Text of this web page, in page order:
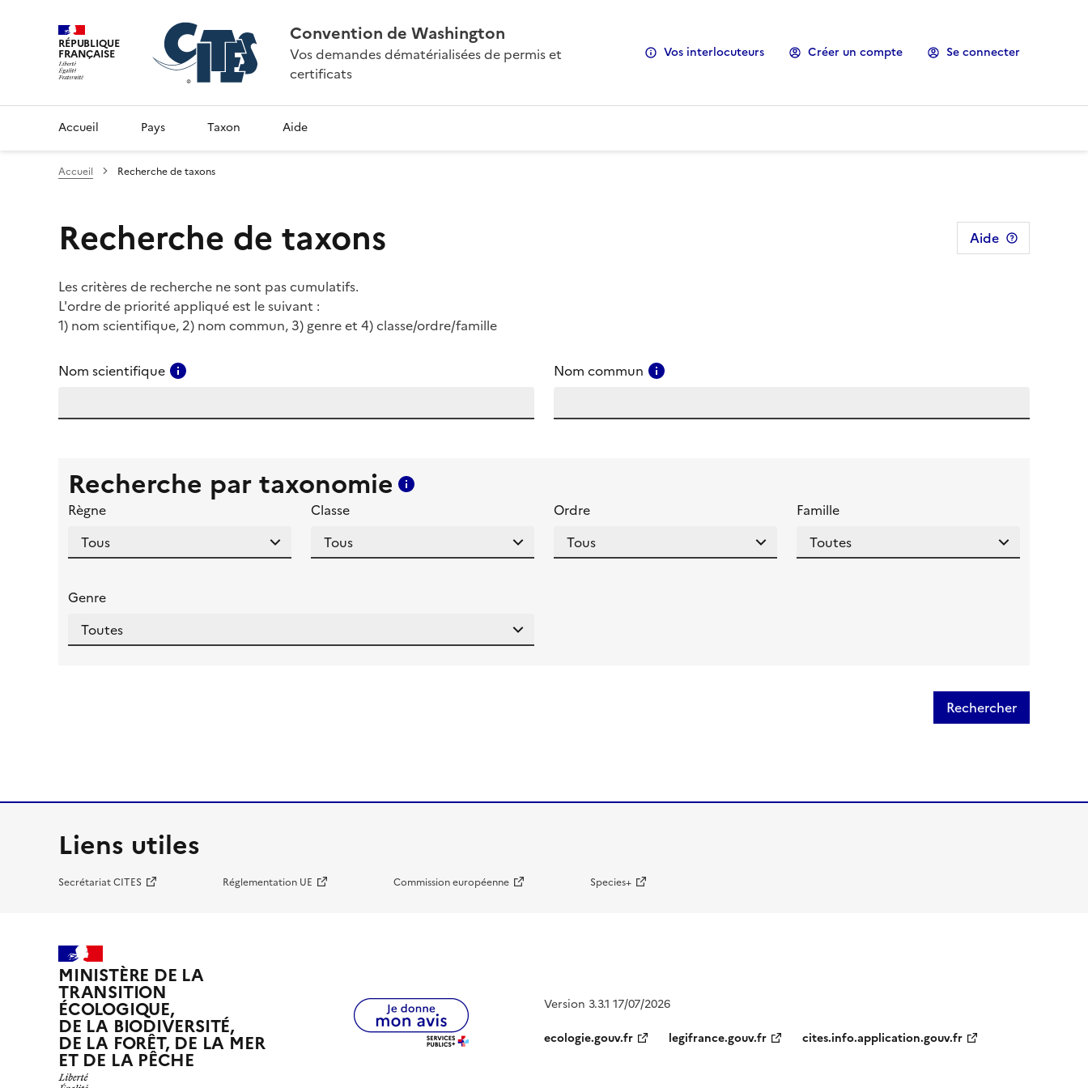
RÉPUBLIQUE
FRANÇAISE
Convention de Washington
Vos demandes dématérialisées de permis et
certificats
Vos interlocuteurs Créer un compte Se connecter
Accueil Pays Taxon Aide
Accueil Recherche de taxons
Recherche de taxons Aide
Les critères de recherche ne sont pas cumulatifs.
L'ordre de priorité appliqué est le suivant :
1) nom scientifique, 2) nom commun, 3) genre et 4) classe/ordre/famille
Nom scientifique Nom commun
Recherche par taxonomie
Règne
Classe Ordre Famille
Genre
Rechercher
Liens utiles
Secrétariat CITES Réglementation UE Commission européenne Species+
MINISTÈRE DE LA
TRANSITION
ÉCOLOGIQUE,
DE LA BIODIVERSITÉ,
DE LA FORÊT, DE LA MER
ET DE LA PÊCHE
Version 3.3.1 17/07/2026
ecologie.gouv.fr
legifrance.gouv.fr cites.info.application.gouv.fr